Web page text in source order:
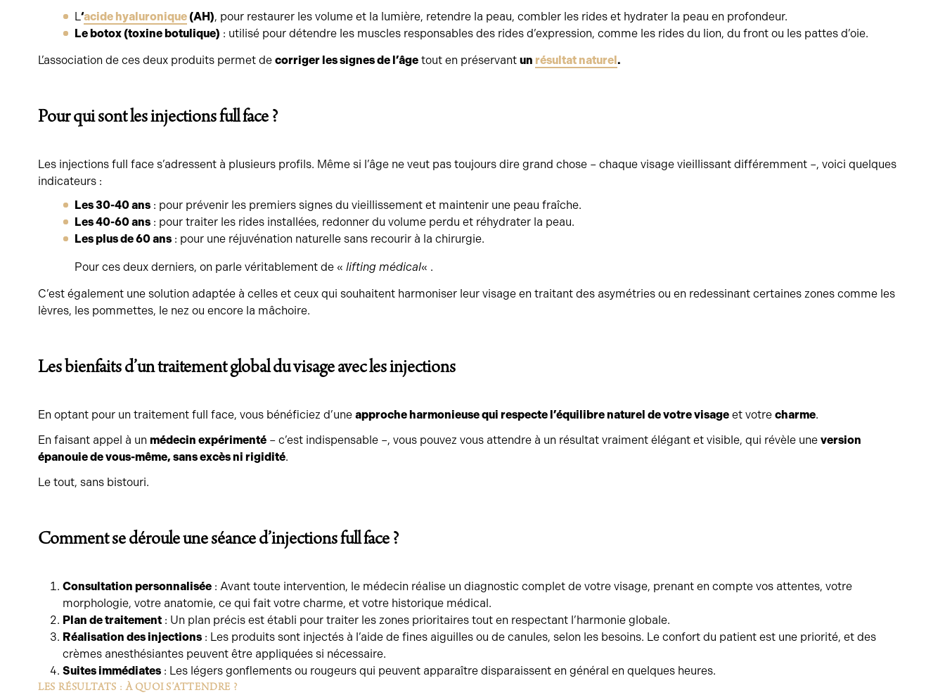
L‘acide hyaluronique(AH), pour restaurer les volume et la lumière, retendre la peau, combler les rides et hydrater la peau en profondeur.
Le botox (toxine botulique) : utilisé pour détendre les muscles responsables des rides d’expression, comme les rides du lion, du front ou les pattes d’oie.
L’association de ces deux produits permet de corriger les signes de l’âgetout en préservant un résultat naturel.
Pour qui sont les injections full face ?
Les injections full face s’adressent à plusieurs profils. Même si l’âge ne veut pas toujours dire grand chose – chaque visage vieillissant différemment –, voici quelques
indicateurs :
Les 30-40 ans: pour prévenir les premiers signes du vieillissement et maintenir une peau fraîche.
Les 40-60 ans: pour traiter les rides installées, redonner du volume perdu et réhydrater la peau.
Les plus de 60 ans: pour une réjuvénation naturelle sans recourir à la chirurgie.
Pour ces deux derniers, on parle véritablement de « lifting médical« .
C’est également une solution adaptée à celles et ceux qui souhaitent harmoniser leur visage en traitant des asymétries ou en redessinant certaines zones comme les
lèvres, les pommettes, le nez ou encore la mâchoire.
Les bienfaits d’un traitement global du visage avec les injections
En optant pour un traitement full face, vous bénéficiez d’une approche harmonieuse qui respecte l’équilibre naturel de votre visageet votre charme.
En faisant appel à un médecin expérimenté– c’est indispensable –, vous pouvez vous attendre à un résultat vraiment élégant et visible, qui révèle une version
épanouie de vous-même, sans excès ni rigidité.
Le tout, sans bistouri.
Comment se déroule une séance d’injections full face ?
Consultation personnalisée: Avant toute intervention, le médecin réalise un diagnostic complet de votre visage, prenant en compte vos attentes, votre
morphologie, votre anatomie, ce qui fait votre charme, et votre historique médical.
Plan de traitement: Un plan précis est établi pour traiter les zones prioritaires tout en respectant l’harmonie globale.
Réalisation des injections: Les produits sont injectés à l’aide de fines aiguilles ou de canules, selon les besoins. Le confort du patient est une priorité, et des
crèmes anesthésiantes peuvent être appliquées si nécessaire.
Suites immédiates: Les légers gonflements ou rougeurs qui peuvent apparaître disparaissent en général en quelques heures.
LES RÉSULTATS : À QUOI S’ATTENDRE ?